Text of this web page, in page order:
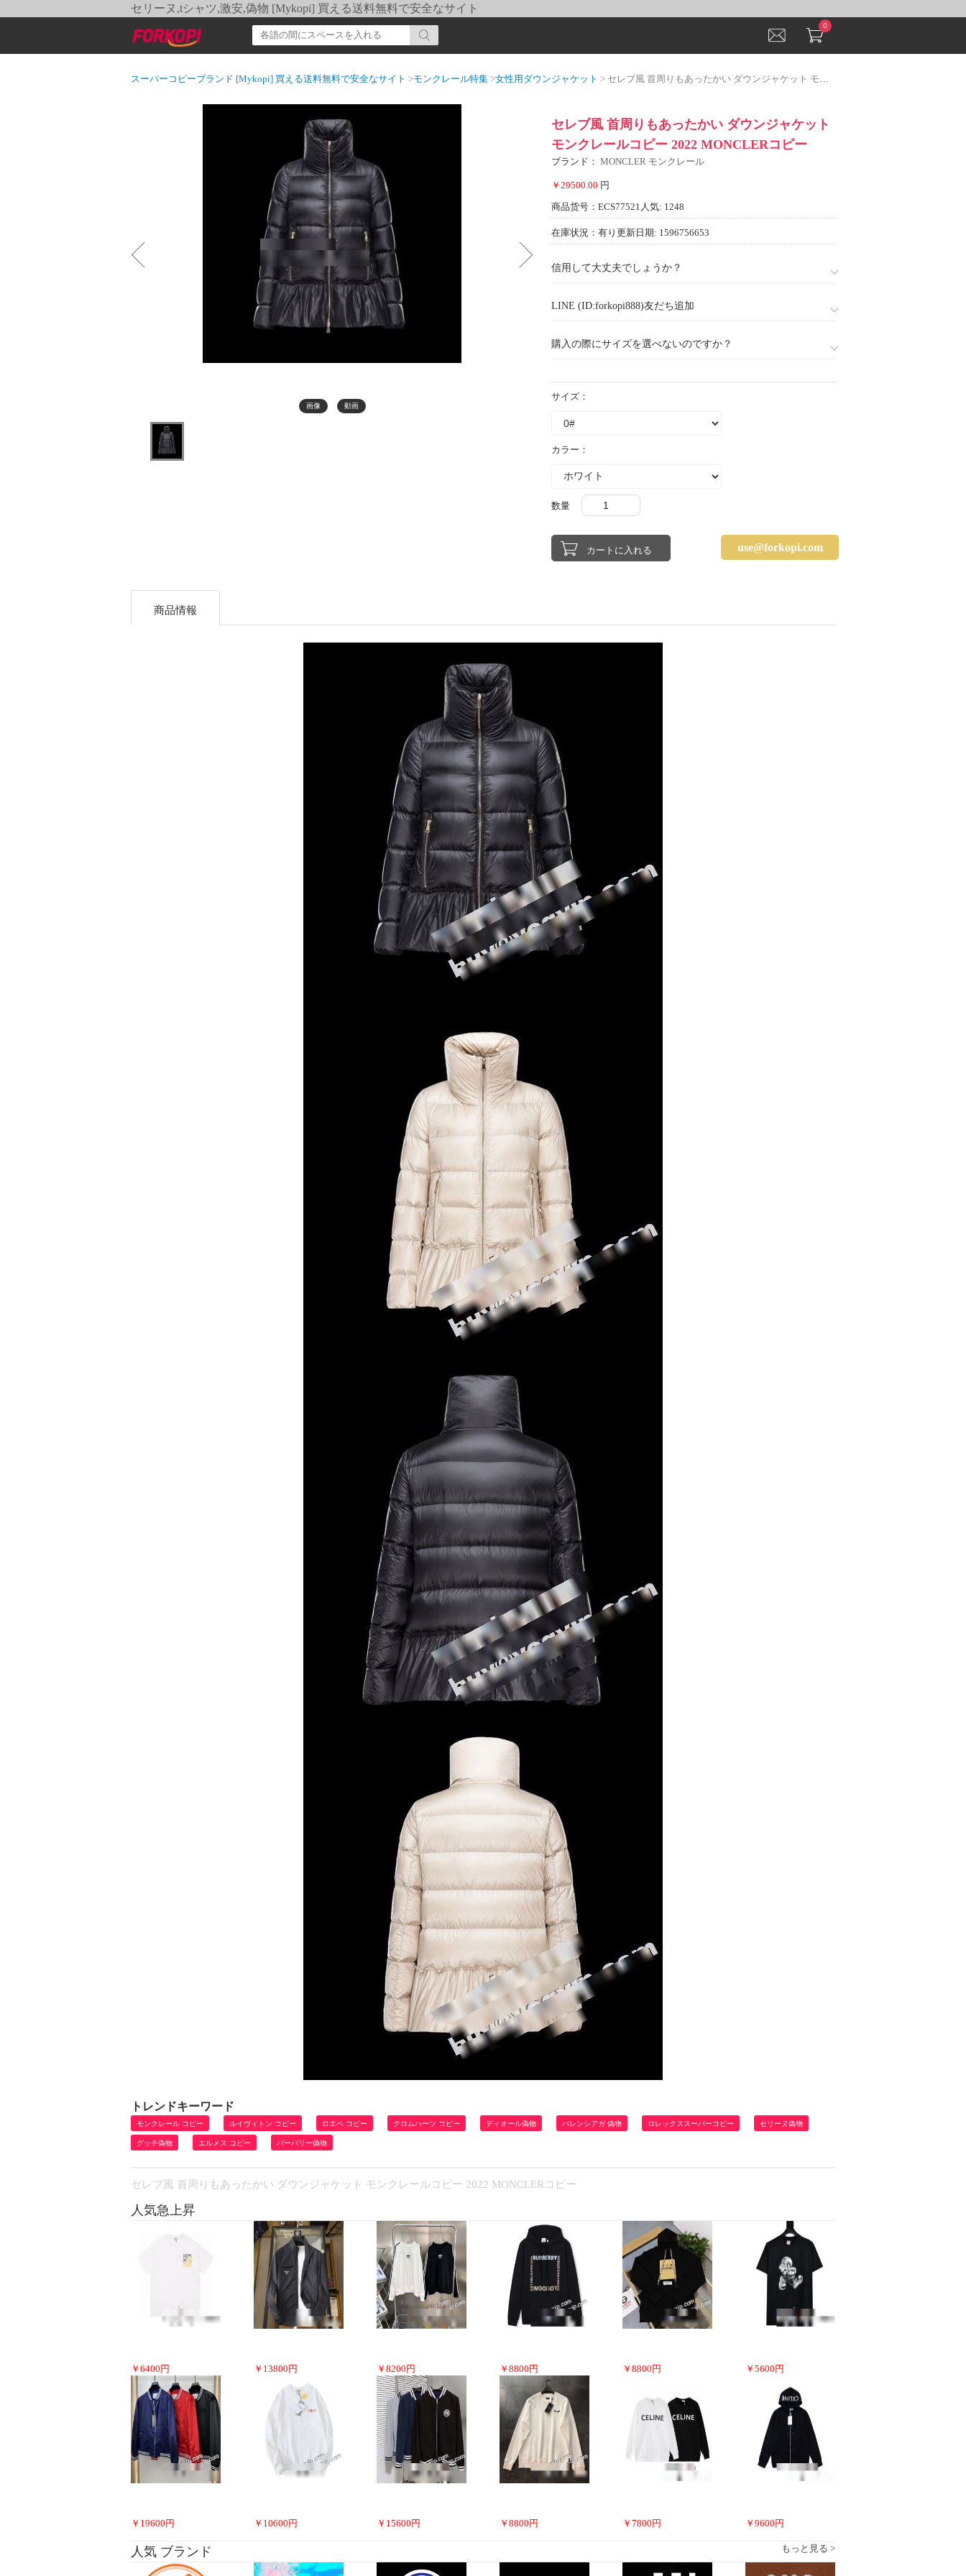
セリーヌ,tシャツ,激安,偽物 [Mykopi] 買える送料無料で安全なサイト
0
スーパーコピーブランド [Mykopi] 買える送料無料で安全なサイト >モンクレール特集 >女性用ダウンジャケット > セレブ風 首周りもあったかい ダウンジャケット モンクレールコピー 2022 MONCLERコピー
画像 動画
セレブ風 首周りもあったかい ダウンジャケット
モンクレールコピー 2022 MONCLERコピー
ブランド： MONCLER モンクレール
￥29500.00 円
商品货号：ECS77521 人気: 1248
在庫状況：有り 更新日期: 1596756653
信用して大丈夫でしょうか？
LINE (ID:forkopi888)友だち追加
購入の際にサイズを選べないのですか？
サイズ：
カラー：
数量
use@forkopi.com
商品情報
トレンドキーワード
モンクレール コピー ルイヴィトン コピー ロエベ コピー クロムハーツ コピー ディオール偽物 バレンシアガ 偽物 ロレックススーパーコピー セリーヌ偽物
グッチ偽物 エルメス コピー バーバリー偽物
セレブ風 首周りもあったかい ダウンジャケット モンクレールコピー 2022 MONCLERコピー
人気急上昇
￥ 6400 円 ￥ 13800 円 ￥ 8200 円 ￥ 8800 円 ￥ 8800 円 ￥ 5600 円
￥ 19600 円 ￥ 10600 円 ￥ 15600 円 ￥ 8800 円 ￥ 7800 円 ￥ 9600 円
人気 ブランド もっと見る >